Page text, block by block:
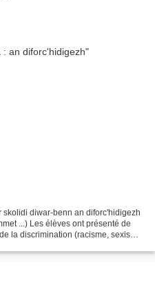
skolidi diwar-benn an diforc'hidigezh
...) Les élèves ont présenté de
la discrimination (racisme, sexisme,